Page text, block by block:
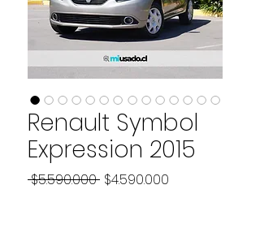
Renault Symbol
Expression 2015
$5.590.000 Precio
$4.590.000